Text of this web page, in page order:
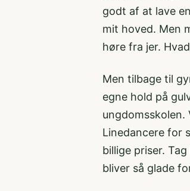
godt af at lave
mit hoved. Men
høre fra jer.
Men tilbage til
egne hold på
Linedancere for
billige priser.
bliver så glade